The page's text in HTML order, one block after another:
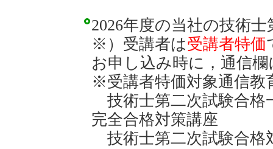
2026年度の当社の技術
※）受講者は受講者特価
お申し込み時に，通信
※受講者特価対象通信教
技術士第二次試験合格
完全合格対策講座
技術士第二次試験合